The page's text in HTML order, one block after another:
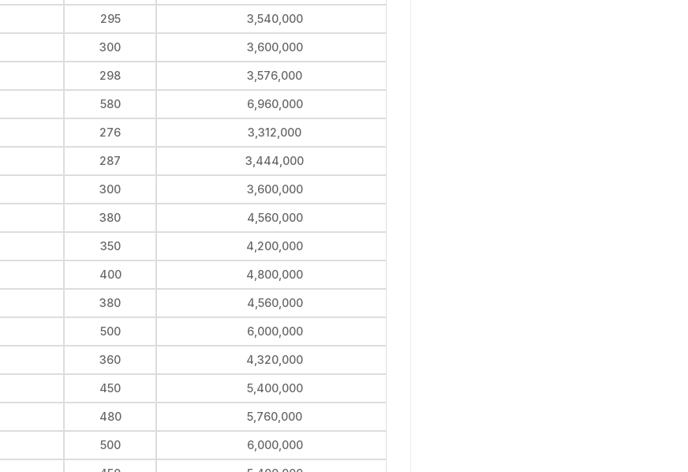
295 3,540,000
300 3,600,000
298 3,576,000
580 6,960,000
276 3,312,000
287 3,444,000
300 3,600,000
380 4,560,000
350 4,200,000
400 4,800,000
380 4,560,000
500 6,000,000
360 4,320,000
450 5,400,000
480 5,760,000
500 6,000,000